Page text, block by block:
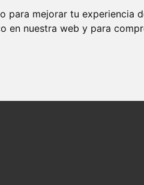
para mejorar tu
en nuestra web y para